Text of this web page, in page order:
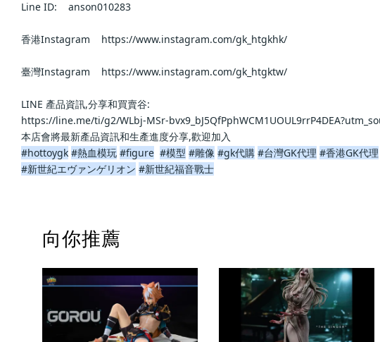
Line ID:    anson010283
香港Instagram    https://www.instagram.com/gk_htgkhk/
臺灣Instagram    https://www.instagram.com/gk_htgktw/
LINE 產品資訊,分享和買賣谷:
https://line.me/ti/g2/WLbj-MSr-
本店會將最新產品資訊和生產進度分享,歡迎加入
#hottoygk #熱血模玩 #figure #模型 #雕像 #gk代購 #台灣GK代理 #香港GK代理
#新世紀エヴァンゲリオン #新世紀福音戰士
向你推薦